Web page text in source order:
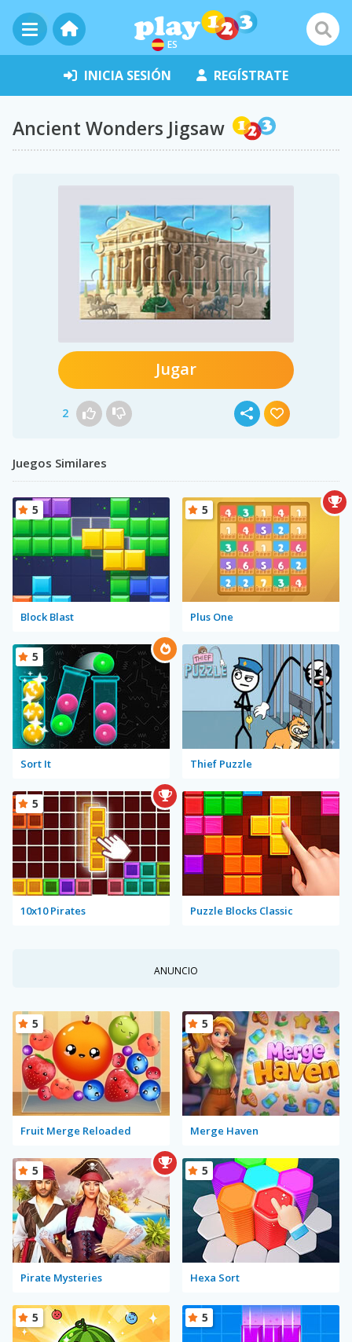
ES
INICIA SESIÓN REGÍSTRATE
Ancient Wonders Jigsaw
Jugar
2
Juegos Similares
Block Blast
5
Plus One
5
Sort It
5
Thief Puzzle
10x10 Pirates
5
Puzzle Blocks Classic
ANUNCIO
Fruit Merge Reloaded
5
Merge Haven
5
Pirate Mysteries
5
Hexa Sort
5
5 5